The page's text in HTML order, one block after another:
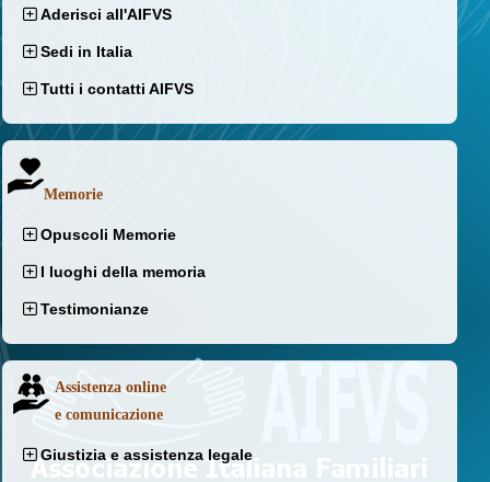
Aderisci all'AIFVS
Sedi in Italia
Tutti i contatti AIFVS
Memorie
Opuscoli Memorie
I luoghi della memoria
Testimonianze
Assistenza online
e comunicazione
Giustizia e assistenza legale